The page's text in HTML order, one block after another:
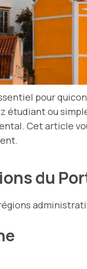
pour
étudiant ou
Cet article
du